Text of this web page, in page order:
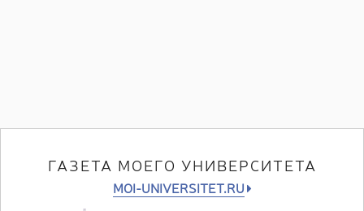
ГАЗЕТА МОЕГО УНИВЕРСИТЕТА
MOI-UNIVERSITET.RU